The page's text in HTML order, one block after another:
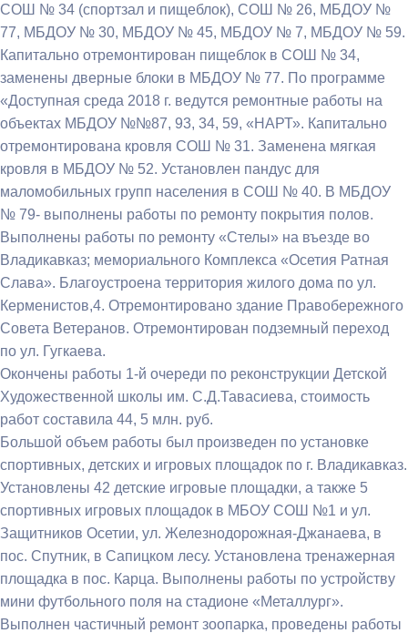
СОШ № 34 (спортзал и пищеблок), СОШ № 26, МБДОУ №
77, МБДОУ № 30, МБДОУ № 45, МБДОУ № 7, МБДОУ № 59.
Капитально отремонтирован пищеблок в СОШ № 34,
заменены дверные блоки в МБДОУ № 77. По программе
«Доступная среда 2018 г. ведутся ремонтные работы на
объектах МБДОУ №№87, 93, 34, 59, «НАРТ». Капитально
отремонтирована кровля СОШ № 31. Заменена мягкая
кровля в МБДОУ № 52. Установлен пандус для
маломобильных групп населения в СОШ № 40. В МБДОУ
№ 79- выполнены работы по ремонту покрытия полов.
Выполнены работы по ремонту «Стелы» на въезде во
Владикавказ; мемориального Комплекса «Осетия Ратная
Слава». Благоустроена территория жилого дома по ул.
Керменистов,4. Отремонтировано здание Правобережного
Совета Ветеранов. Отремонтирован подземный переход
по ул. Гугкаева.
Окончены работы 1-й очереди по реконструкции Детской
Художественной школы им. С.Д.Тавасиева, стоимость
работ составила 44, 5 млн. руб.
Большой объем работы был произведен по установке
спортивных, детских и игровых площадок по г. Владикавказ.
Установлены 42 детские игровые площадки, а также 5
спортивных игровых площадок в МБОУ СОШ №1 и ул.
Защитников Осетии, ул. Железнодорожная-Джанаева, в
пос. Спутник, в Сапицком лесу. Установлена тренажерная
площадка в пос. Карца. Выполнены работы по устройству
мини футбольного поля на стадионе «Металлург».
Выполнен частичный ремонт зоопарка, проведены работы